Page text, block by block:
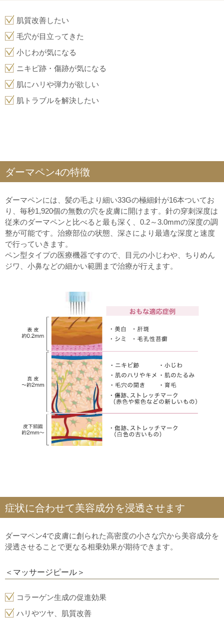
肌質改善したい
毛穴が目立ってきた
小じわが気になる
ニキビ跡・傷跡が気になる
肌にハリや弾力が欲しい
肌トラブルを解決したい
ダーマペン4の特徴
ダーマペンには、髪の毛より細い33Gの極細針が16本ついてお
り、毎秒1,920個の無数の穴を皮膚に開けます。針の穿刺深度は
従来のダーマペンと比べると最も深く、0.2～3.0mmの深度の調
整が可能です。治療部位の状態、深さにより最適な深度と速度
で行っていきます。
ペン型タイプの医療機器ですので、目元の小じわや、ちりめん
ジワ、小鼻などの細かい範囲まで治療が行えます。
症状に合わせて美容成分を浸透させます
ダーマペン4で皮膚に創られた高密度の小さな穴から美容成分を
浸透させることで更なる相乗効果が期待できます。
＜マッサージピール＞
コラーゲン生成の促進効果
ハリやツヤ、肌質改善